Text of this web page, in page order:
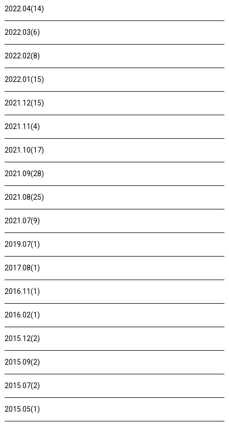
2022.04(14)
2022.03(6)
2022.02(8)
2022.01(15)
2021.12(15)
2021.11(4)
2021.10(17)
2021.09(28)
2021.08(25)
2021.07(9)
2019.07(1)
2017.08(1)
2016.11(1)
2016.02(1)
2015.12(2)
2015.09(2)
2015.07(2)
2015.05(1)